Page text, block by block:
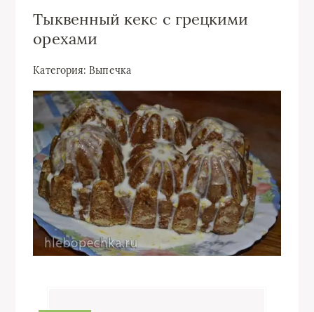
Тыквенный кекс с грецкими
орехами
Категория:Выпечка